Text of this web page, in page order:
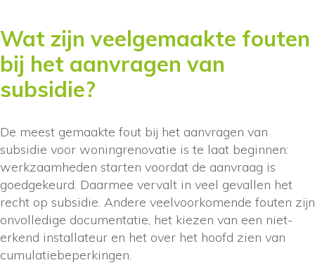
Wat zijn veelgemaakte fouten
bij het aanvragen van
subsidie?
De meest gemaakte fout bij het aanvragen van
subsidie voor woningrenovatie is te laat beginnen:
werkzaamheden starten voordat de aanvraag is
goedgekeurd. Daarmee vervalt in veel gevallen het
recht op subsidie. Andere veelvoorkomende fouten zijn
onvolledige documentatie, het kiezen van een niet-
erkend installateur en het over het hoofd zien van
cumulatiebeperkingen.